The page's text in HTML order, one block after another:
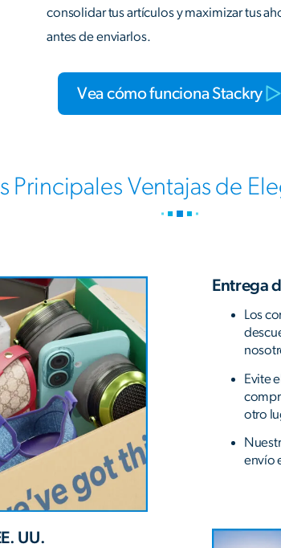
consolidar tus artículos y maximizar tus
antes de enviarlos.
Vea cómo funciona Stackry
Principales Ventajas de
Entrega
Los
Evite
otro
envío
UU.